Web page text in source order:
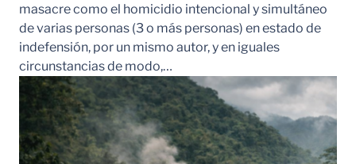
masacre como el homicidio intencional y simultáneo
de varias personas (3 o más personas) en estado de
indefensión, por un mismo autor, y en iguales
circunstancias de modo,…